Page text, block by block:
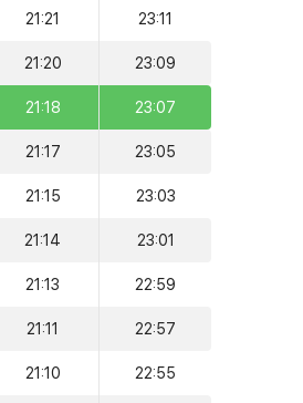
21:21 23:11
21:20 23:09
21:18 23:07
21:17 23:05
21:15 23:03
21:14 23:01
21:13 22:59
21:11 22:57
21:10 22:55